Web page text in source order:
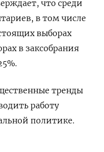
что среди
в том числе
выборах
в заксобрания
тренды
работу
политике.